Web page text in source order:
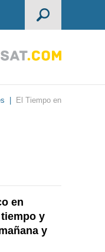
El Tiempo en
en
y
y